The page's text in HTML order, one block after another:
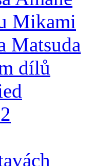
Mikami
Matsuda
dílů